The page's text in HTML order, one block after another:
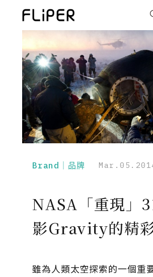
Brand｜品牌
NASA「重現」
影Gravity的精
雖為人類太空探索的一個重